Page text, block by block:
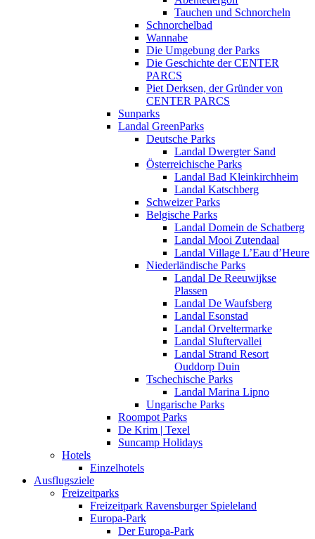
Tauchen und Schnorcheln
Schnorchelbad
Wannabe
Die Umgebung der Parks
Die Geschichte der CENTER
PARCS
Piet Derksen, der Gründer von
CENTER PARCS
Sunparks
Landal GreenParks
Deutsche Parks
Landal Dwergter Sand
Österreichische Parks
Landal Bad Kleinkirchheim
Landal Katschberg
Schweizer Parks
Belgische Parks
Landal Domein de Schatberg
Landal Mooi Zutendaal
Landal Village L’Eau d’Heure
Niederländische Parks
Landal De Reeuwijkse
Plassen
Landal De Waufsberg
Landal Esonstad
Landal Orveltermarke
Landal Sluftervallei
Landal Strand Resort
Ouddorp Duin
Tschechische Parks
Landal Marina Lipno
Ungarische Parks
Roompot Parks
De Krim | Texel
Suncamp Holidays
Hotels
Einzelhotels
Ausflugsziele
Freizeitparks
Freizeitpark Ravensburger Spieleland
Europa-Park
Der Europa-Park